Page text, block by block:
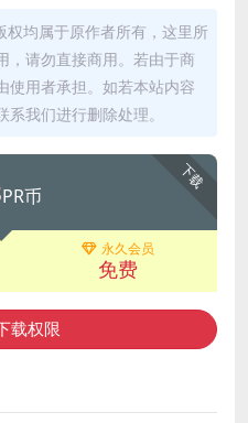
均属于原作者所有，这里所
，请勿直接商用。若由于商
使用者承担。如若本站内容
我们进行删除处理。
下载
PR币
永久会员
免费
载权限